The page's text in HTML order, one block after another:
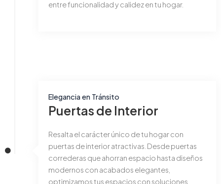
entre funcionalidad y calidez en tu hogar.
Elegancia en Tránsito
Puertas de Interior
Resalta el carácter único de tu hogar con
puertas de interior atractivas. Desde puertas
correderas que ahorran espacio hasta diseños
modernos con acabados elegantes,
optimizamos tus espacios con soluciones